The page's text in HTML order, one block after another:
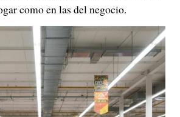
como en las del negocio.